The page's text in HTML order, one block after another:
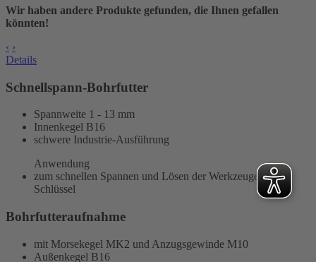
Wir haben andere Produkte gefunden, die Ihnen gefallen
könnten!
‹ ›
Details
Schnellspann-Bohrfutter
Spannweite 1 - 13 mm
Innenkegel B16
schwere Industrie-Ausführung
Anwendung
zum schnellen Spannen und Lösen der Werkzeuge ohne
Schlüssel
Bohrfutteraufnahme
mit Morsekegel MK2 und Anzugsgewinde M10
Außenkegel B16